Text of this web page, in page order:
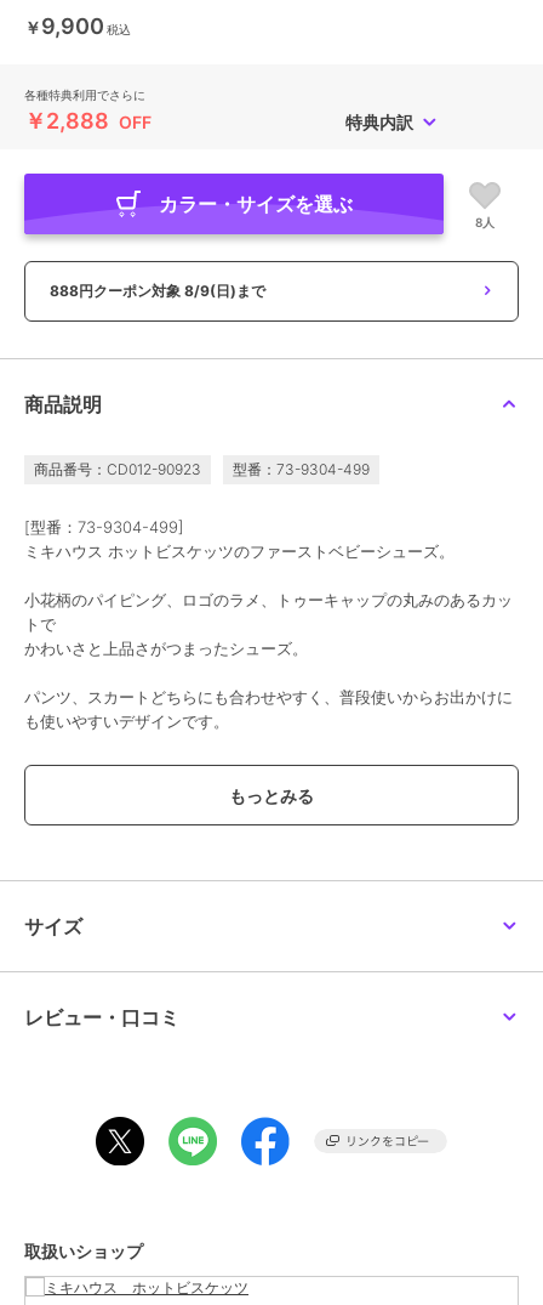
￥9,900 税込
各種特典利用でさらに
￥2,888 OFF 特典内訳
カラー・サイズを選ぶ
8人
888円クーポン対象 8/9(日)まで
商品説明
商品番号：CD012-90923 型番：73-9304-499
[型番：73-9304-499]
ミキハウス ホットビスケッツのファーストベビーシューズ。
小花柄のパイピング、ロゴのラメ、トゥーキャップの丸みのあるカッ
トで
かわいさと上品さがつまったシューズ。
パンツ、スカートどちらにも合わせやすく、普段使いからお出かけに
も使いやすいデザインです。
通年履けるキャンバス素材。
●お名前が書けるネームタグ付き
～ファーストシューズ～
■ゆとりと丸みのあるつま先
■しっかりしたカウンター（シューズのかかと部分）
大きく固めのカウンターで、傾きやすい赤ちゃんの足をまっすぐ支
■フレックスソール
赤ちゃんの足が曲がる位置で、曲がる柔軟なソールは
サイズ
レビュー・口コミ
取扱いショップ